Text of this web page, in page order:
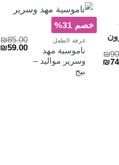
₪
₪ السعر
الحالي
خصم 31%
غرفة الطفل
ناموسية مهد
وسرير مواليد –
بيج
₪85.00
السعر₪59.00